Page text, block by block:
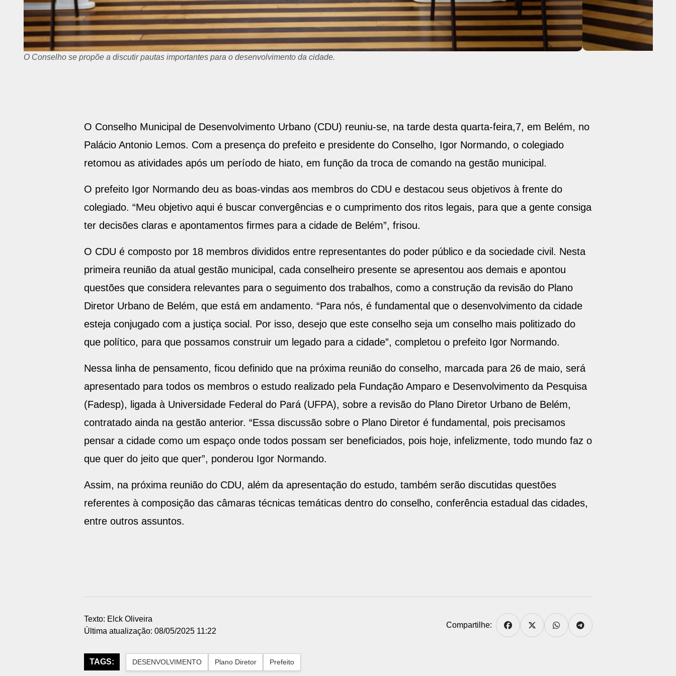
O Conselho se propõe a discutir pautas importantes para o desenvolvimento da cidade.
O Conselho Municipal de Desenvolvimento Urbano (CDU) reuniu-se, na tarde desta quarta-feira,7, em Belém, no
Palácio Antonio Lemos. Com a presença do prefeito e presidente do Conselho, Igor Normando, o colegiado
retomou as atividades após um período de hiato, em função da troca de comando na gestão municipal.
O prefeito Igor Normando deu as boas-vindas aos membros do CDU e destacou seus objetivos à frente do
colegiado. “Meu objetivo aqui é buscar convergências e o cumprimento dos ritos legais, para que a gente consiga
ter decisões claras e apontamentos firmes para a cidade de Belém”, frisou.
O CDU é composto por 18 membros divididos entre representantes do poder público e da sociedade civil. Nesta
primeira reunião da atual gestão municipal, cada conselheiro presente se apresentou aos demais e apontou
questões que considera relevantes para o seguimento dos trabalhos, como a construção da revisão do Plano
Diretor Urbano de Belém, que está em andamento. “Para nós, é fundamental que o desenvolvimento da cidade
esteja conjugado com a justiça social. Por isso, desejo que este conselho seja um conselho mais politizado do
que político, para que possamos construir um legado para a cidade”, completou o prefeito Igor Normando.
Nessa linha de pensamento, ficou definido que na próxima reunião do conselho, marcada para 26 de maio, será
apresentado para todos os membros o estudo realizado pela Fundação Amparo e Desenvolvimento da Pesquisa
(Fadesp), ligada à Universidade Federal do Pará (UFPA), sobre a revisão do Plano Diretor Urbano de Belém,
contratado ainda na gestão anterior. “Essa discussão sobre o Plano Diretor é fundamental, pois precisamos
pensar a cidade como um espaço onde todos possam ser beneficiados, pois hoje, infelizmente, todo mundo faz o
que quer do jeito que quer”, ponderou Igor Normando.
Assim, na próxima reunião do CDU, além da apresentação do estudo, também serão discutidas questões
referentes à composição das câmaras técnicas temáticas dentro do conselho, conferência estadual das cidades,
entre outros assuntos.
Texto: Elck Oliveira
Última atualização: 08/05/2025 11:22
Compartilhe:
TAGS: DESENVOLVIMENTO Plano Diretor Prefeito